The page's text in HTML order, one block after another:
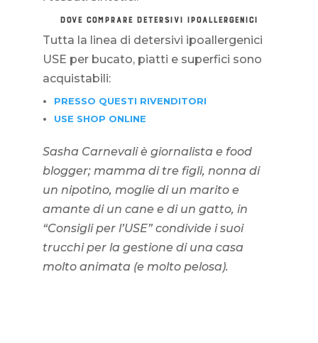
DOVE COMPRARE DETERSIVI IPOALLERGENICI
Tutta la linea di detersivi ipoallergenici
USE per bucato, piatti e superfici sono
acquistabili:
PRESSO QUESTI RIVENDITORI
USE SHOP ONLINE
Sasha Carnevali è giornalista e food
blogger; mamma di tre figli, nonna di
un nipotino, moglie di un marito e
amante di un cane e di un gatto, in
“Consigli per l’USE” condivide i suoi
trucchi per la gestione di una casa
molto animata (e molto pelosa).